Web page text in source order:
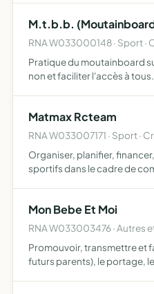
M.t.b.b.
RNA W033000148 · Sport ·
Pratique du moutainboard
non et faciliter l'accès à
Matmax Rcteam
RNA W033007171 · Sport ·
Organiser, planifier,
sportifs dans le cadre de
Mon Bebe Et Moi
RNA W033003476 · Autres
Promouvoir, transmettre et
futurs parents), le portage,